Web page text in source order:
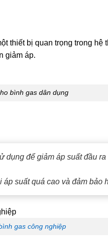
thiết bị quan trọng trong
giảm áp.
bình gas dân dụng
để giảm áp suất đầu
suất quá cao và đảm bảo
gas công nghiệp